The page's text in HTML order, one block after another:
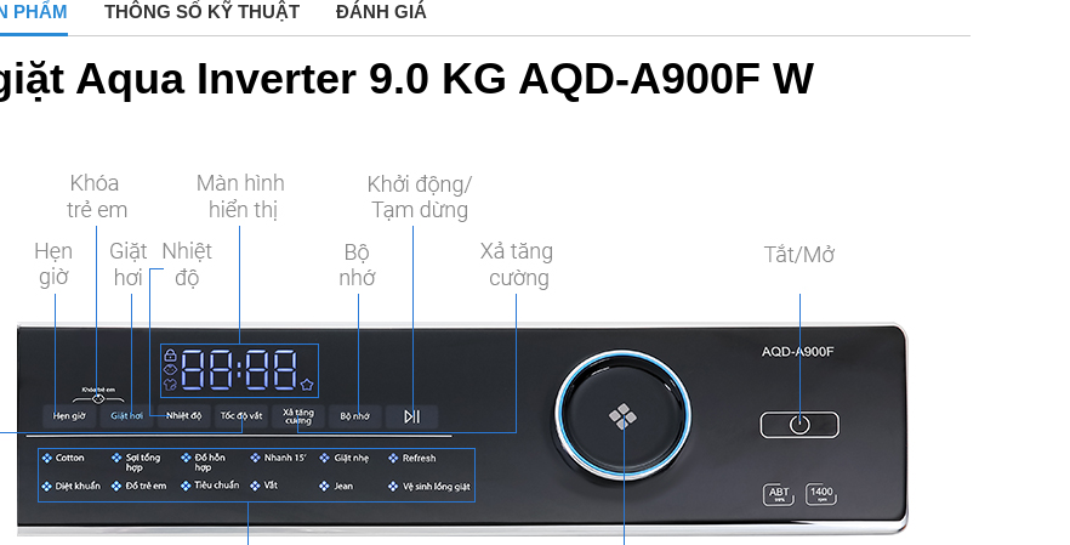
PHẨM THÔNG SỐ KỸ THUẬT ĐÁNH GIÁ
Aqua Inverter 9.0 KG AQD-A900F W